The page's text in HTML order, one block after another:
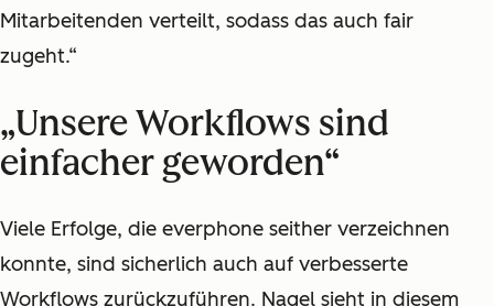
Mitarbeitenden verteilt, sodass das auch fair
zugeht.“
„Unsere Workflows sind
einfacher geworden“
Viele Erfolge, die everphone seither verzeichnen
konnte, sind sicherlich auch auf verbesserte
Workflows zurückzuführen. Nagel sieht in diesem